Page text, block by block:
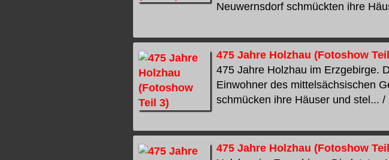
Neuwernsdorf schmückten ihre
475 Jahre Holzhau (Fotoshow
475 Jahre Holzhau im Erzgebirge.
Einwohner des mittelsächsischen
schmücken ihre Häuser und stel...
475 Jahre Holzhau (Fotoshow